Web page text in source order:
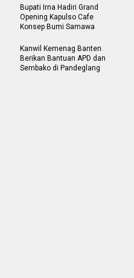
Bupati Irna Hadiri Grand
Opening Kapulso Cafe
Konsep Bumi Samawa
Kanwil Kemenag Banten
Berikan Bantuan APD dan
Sembako di Pandeglang